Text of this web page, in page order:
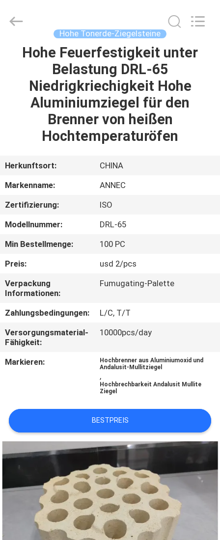
PRODUKTE
WERKSBESICHTIGUNG
QUALITÄTSKONTROLLE
KONTAKT
MIT
UNS
NEUIGKEITEN
RECHTSSACHEN
SITEMAP
Hohe Tonerde-Ziegelsteine
Hohe Feuerfestigkeit unter
Belastung DRL-65
Niedrigkriechigkeit Hohe
Aluminiumziegel für den
Brenner von heißen
Hochtemperaturöfen
Herkunftsort:
CHINA
Markenname:
ANNEC
Zertifizierung:
ISO
Modellnummer:
DRL-65
Min Bestellmenge:
100 PC
Preis:
usd 2/pcs
Verpackung
Informationen:
Fumugating-Palette
Zahlungsbedingungen:
L/C, T/T
Versorgungsmaterial-
Fähigkeit:
10000pcs/day
Markieren:
Hochbrenner aus Aluminiumoxid und
Andalusit-Mullitziegel
,
Hochbrechbarkeit Andalusit Mullite
Ziegel
BESTPREIS